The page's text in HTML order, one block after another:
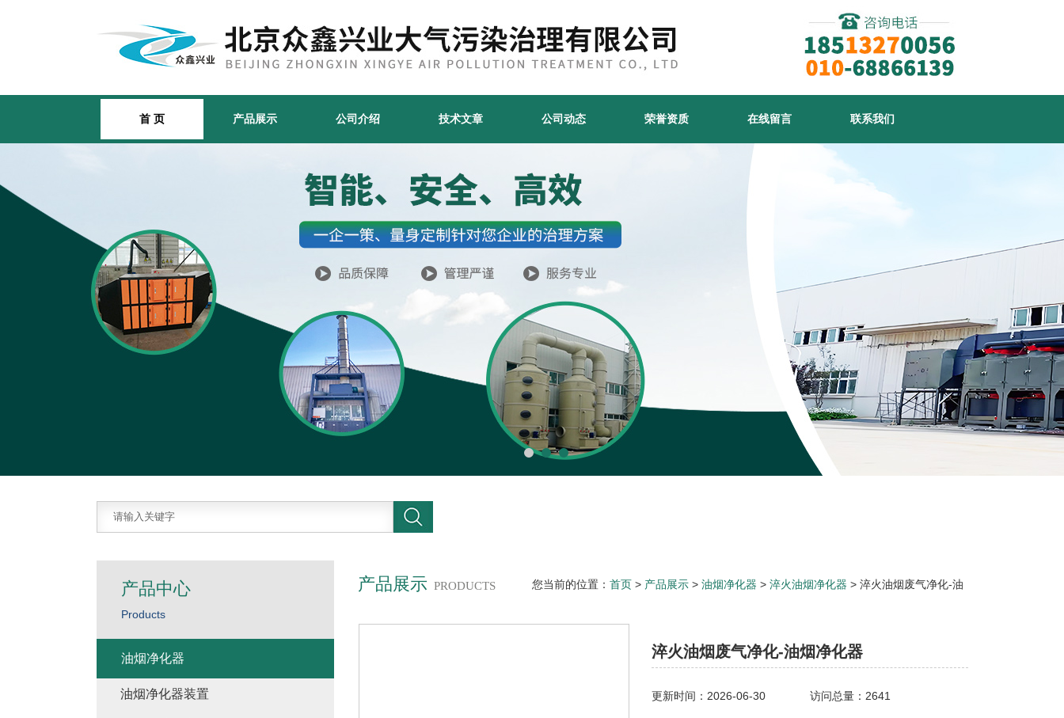
首 页 产品展示 公司介绍 技术文章 公司动态 荣誉资质 在线留言 联系我们
产品展示 PRODUCTS 您当前的位置： 首页 > 产品展示 > 油烟净化器 > 淬火油烟净化器 > 淬火油烟废气净化-油
淬火油烟废气净化-油烟净化器
更新时间：2026-06-30 访问总量：2641
产品中心
Products
油烟净化器
油烟净化器装置